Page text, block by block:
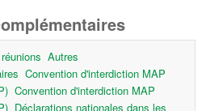
Autres
Convention d'interdiction MAP
Convention d'interdiction MAP
Déclarations nationales dans les